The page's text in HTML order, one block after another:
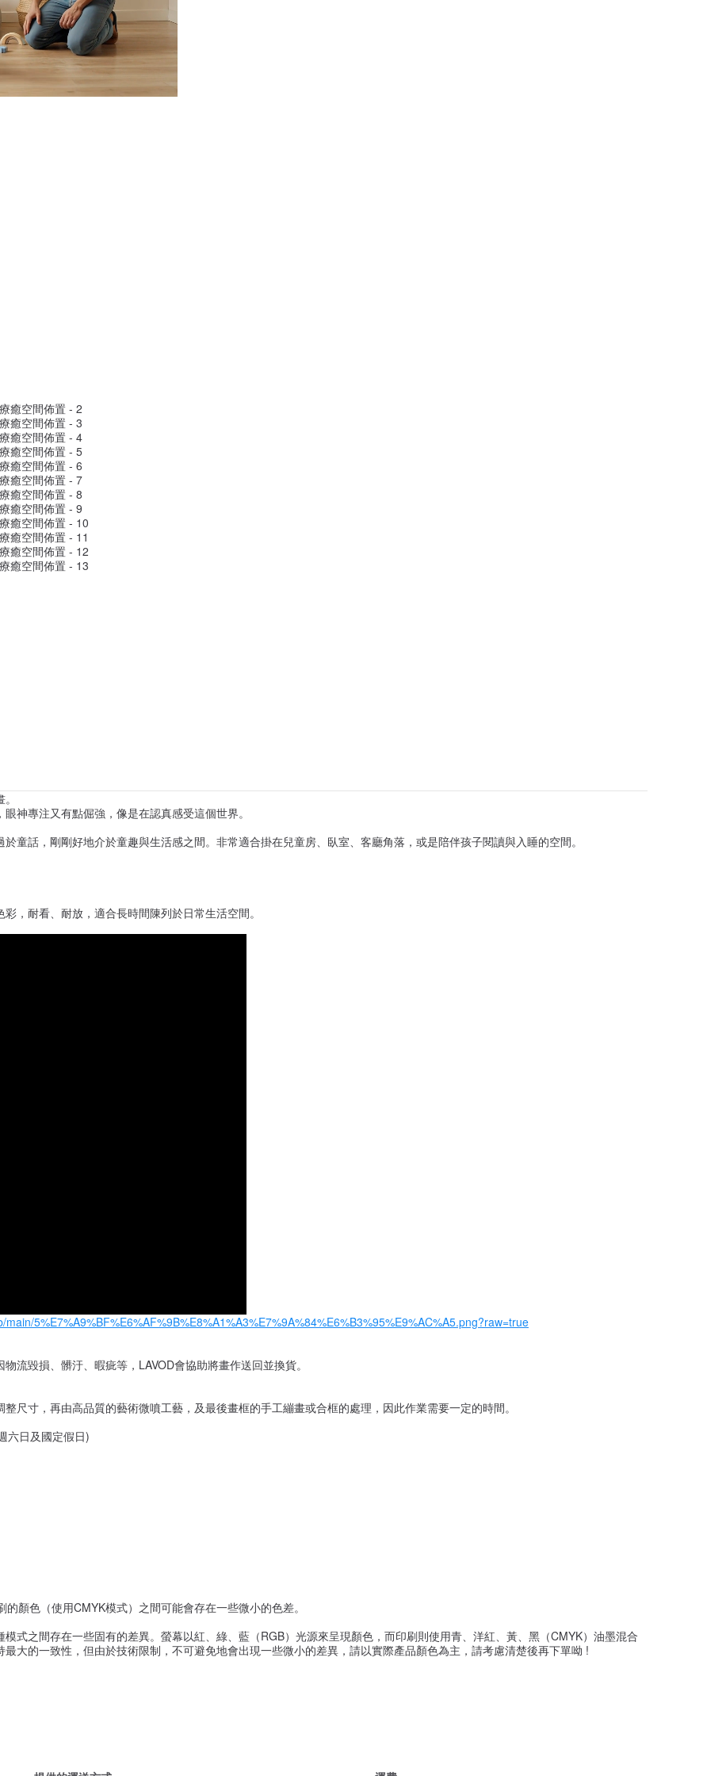
神專注又有點倔強，像是在認真感受這個世界。
童話，剛剛好地介於童趣與生活感之間。非常適合掛在兒童房、臥室、客廳角落，或是陪伴孩子閱讀與入睡的空間。
，耐看、耐放，適合長時間陳列於日常生活空間。
5%E7%A9%BF%E6%AF%9B%E8%A1%A3%E7%9A%84%E6%B3%95%E9%AC%A5.png?raw=true
流毀損、髒汙、暇疵等，LAVOD會協助將畫作送回並換貨。
尺寸，再由高品質的藝術微噴工藝，及最後畫框的手工繃畫或合框的處理，因此作業需要一定的時間。
六日及國定假日)
顏色（使用CMYK模式）之間可能會存在一些微小的色差。
式之間存在一些固有的差異。螢幕以紅、綠、藍（RGB）光源來呈現顏色，而印刷則使用青、洋紅、黃、黑（CMYK）油墨混合
大的一致性，但由於技術限制，不可避免地會出現一些微小的差異，請以實際產品顏色為主，請考慮清楚後再下單呦 !